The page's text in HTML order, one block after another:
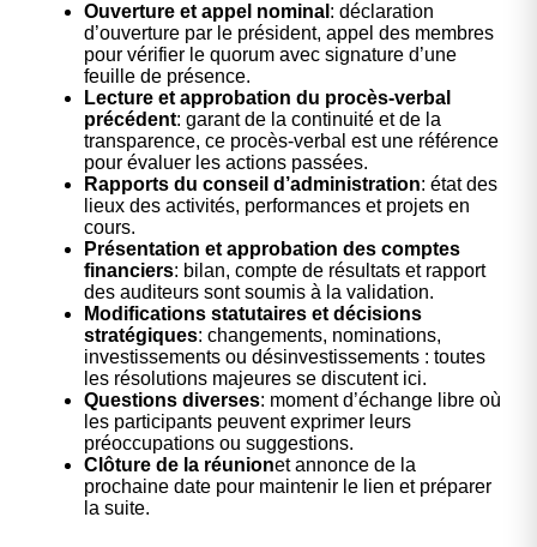
Ouverture et appel nominal : déclaration
d’ouverture par le président, appel des membres
pour vérifier le quorum avec signature d’une
feuille de présence.
Lecture et approbation du procès-verbal
précédent: garant de la continuité et de la
transparence, ce procès-verbal est une référence
pour évaluer les actions passées.
Rapports du conseil d’administration: état des
lieux des activités, performances et projets en
cours.
Présentation et approbation des comptes
financiers: bilan, compte de résultats et rapport
des auditeurs sont soumis à la validation.
Modifications statutaires et décisions
stratégiques: changements, nominations,
investissements ou désinvestissements : toutes
les résolutions majeures se discutent ici.
Questions diverses: moment d’échange libre où
les participants peuvent exprimer leurs
préoccupations ou suggestions.
Clôture de la réunionet annonce de la
prochaine date pour maintenir le lien et préparer
la suite.